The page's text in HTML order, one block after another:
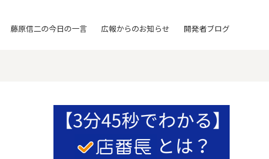
藤原信二の今日の一言 広報からのお知らせ 開発者ブログ